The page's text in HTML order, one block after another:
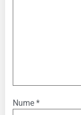
Nume *